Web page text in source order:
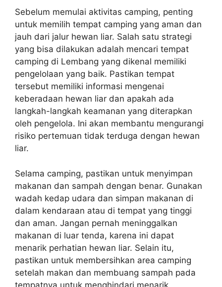
Sebelum memulai aktivitas camping, penting
untuk memilih tempat camping yang aman dan
jauh dari jalur hewan liar. Salah satu strategi
yang bisa dilakukan adalah mencari tempat
camping di Lembang yang dikenal memiliki
pengelolaan yang baik. Pastikan tempat
tersebut memiliki informasi mengenai
keberadaan hewan liar dan apakah ada
langkah-langkah keamanan yang diterapkan
oleh pengelola. Ini akan membantu mengurangi
risiko pertemuan tidak terduga dengan hewan
liar.
Selama camping, pastikan untuk menyimpan
makanan dan sampah dengan benar. Gunakan
wadah kedap udara dan simpan makanan di
dalam kendaraan atau di tempat yang tinggi
dan aman. Jangan pernah meninggalkan
makanan di luar tenda, karena ini dapat
menarik perhatian hewan liar. Selain itu,
pastikan untuk membersihkan area camping
setelah makan dan membuang sampah pada
tempatnya untuk menghindari menarik